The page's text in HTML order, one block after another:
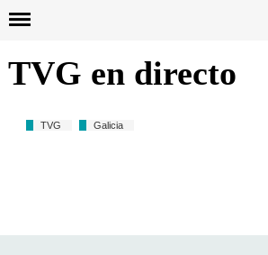
TVG en directo
TVG Galicia